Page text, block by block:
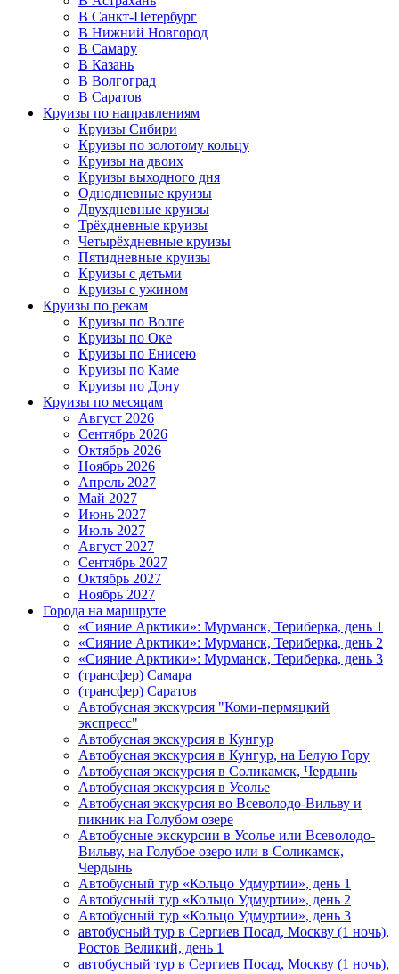
В Санкт-Петербург
В Нижний Новгород
В Самару
В Казань
В Волгоград
В Саратов
Круизы по направлениям
Круизы Сибири
Круизы по золотому кольцу
Круизы на двоих
Круизы выходного дня
Однодневные круизы
Двухдневные круизы
Трёхдневные круизы
Четырёхдневные круизы
Пятидневные круизы
Круизы с детьми
Круизы с ужином
Круизы по рекам
Круизы по Волге
Круизы по Оке
Круизы по Енисею
Круизы по Каме
Круизы по Дону
Круизы по месяцам
Август 2026
Сентябрь 2026
Октябрь 2026
Ноябрь 2026
Апрель 2027
Май 2027
Июнь 2027
Июль 2027
Август 2027
Сентябрь 2027
Октябрь 2027
Ноябрь 2027
Города на маршруте
«Сияние Арктики»: Мурманск, Териберка, день 1
«Сияние Арктики»: Мурманск, Териберка, день 2
«Сияние Арктики»: Мурманск, Териберка, день 3
(трансфер) Самара
(трансфер) Саратов
Автобусная экскурсия "Коми-пермяцкий
экспресс"
Автобусная экскурсия в Кунгур
Автобусная экскурсия в Кунгур, на Белую Гору
Автобусная экскурсия в Соликамск, Чердынь
Автобусная экскурсия в Усолье
Автобусная экскурсия во Всеволодо-Вильву и
пикник на Голубом озере
Автобусные экскурсии в Усолье или Всеволодо-
Вильву, на Голубое озеро или в Соликамск,
Чердынь
Автобусный тур «Кольцо Удмуртии», день 1
Автобусный тур «Кольцо Удмуртии», день 2
Автобусный тур «Кольцо Удмуртии», день 3
автобусный тур в Сергиев Посад, Москву (1 ночь),
Ростов Великий, день 1
автобусный тур в Сергиев Посад, Москву (1 ночь),